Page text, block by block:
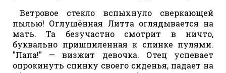
Ветровое стекло вспыхнуло сверкающей
пылью! Оглушённая Литта оглядывается на
мать. Та безучастно смотрит в ничто,
буквально пришпиленная к спинке пулями.
"Папа!" — визжит девочка. Отец успевает
опрокинуть спинку своего сиденья, падает на